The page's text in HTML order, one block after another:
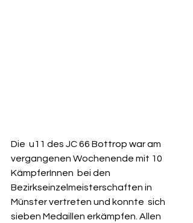
Die  u11 des JC 66 Bottrop war am
vergangenen Wochenende mit 10
KämpferInnen  bei den
Bezirkseinzelmeisterschaften in
Münster vertreten und konnte  sich
sieben Medaillen erkämpfen. Allen